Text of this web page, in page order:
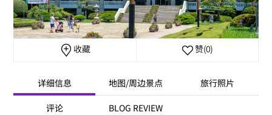
收藏 赞(0)
详细信息 地图/周边景点 旅行照片
评论 BLOG REVIEW